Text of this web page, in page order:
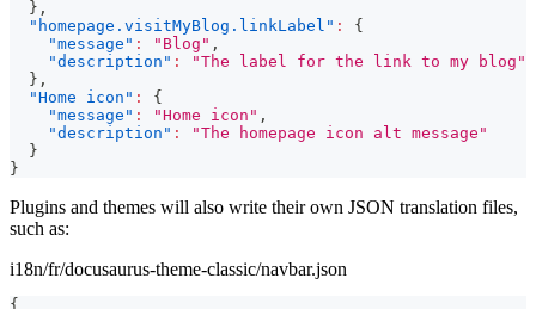
} ,
"homepage.visitMyBlog.linkLabel" :
{
"message" : "Blog" ,
"description" :
"The label for the link to my blog"
} ,
"Home icon" :
{
"message" : "Home icon" ,
"description" :
"The homepage icon alt message"
}
}
Plugins and themes will also write their own JSON translation files,
such as:
i18n/fr/docusaurus-theme-classic/navbar.json
{